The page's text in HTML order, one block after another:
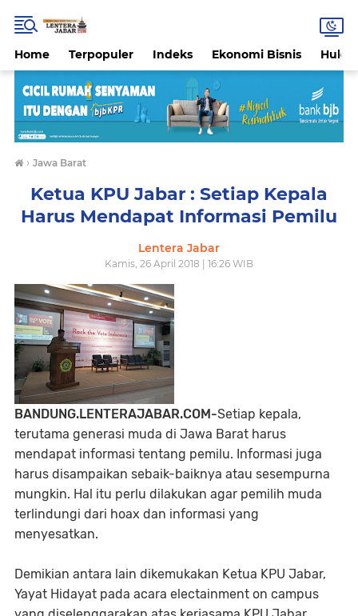
Home Terpopuler Indeks Ekonomi Bisnis
› Jawa Barat
Ketua KPU Jabar : Setiap Kepala
Harus Mendapat Informasi Pemilu
Lentera Jabar
Kamis, 26 April 2018 | 16:26 WIB
BANDUNG.LENTERAJABAR.COM-Setiap kepala,
terutama generasi muda di Jawa Barat harus
mendapat informasi tentang pemilu. Informasi juga
harus disampaikan sebaik-baiknya atau sesempurna
mungkin. Hal itu perlu dilakukan agar pemilih muda
terlindungi dari hoax dan informasi yang
menyesatkan.
Demikian antara lain dikemukakan Ketua KPU Jabar,
Yayat Hidayat pada acara electainment on campus